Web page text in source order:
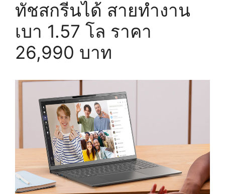
ทัชสกรีนได้ สายทำงาน
เบา 1.57 โล ราคา
26,990 บาท